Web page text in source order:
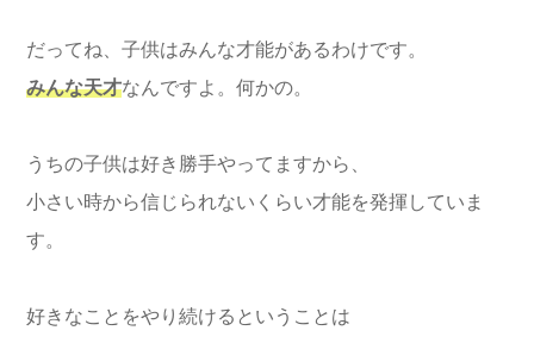
だってね、子供はみんな才能があるわけです。
みんな天才なんですよ。何かの。
うちの子供は好き勝手やってますから、
小さい時から信じられないくらい才能を発揮していま
す。
好きなことをやり続けるということは